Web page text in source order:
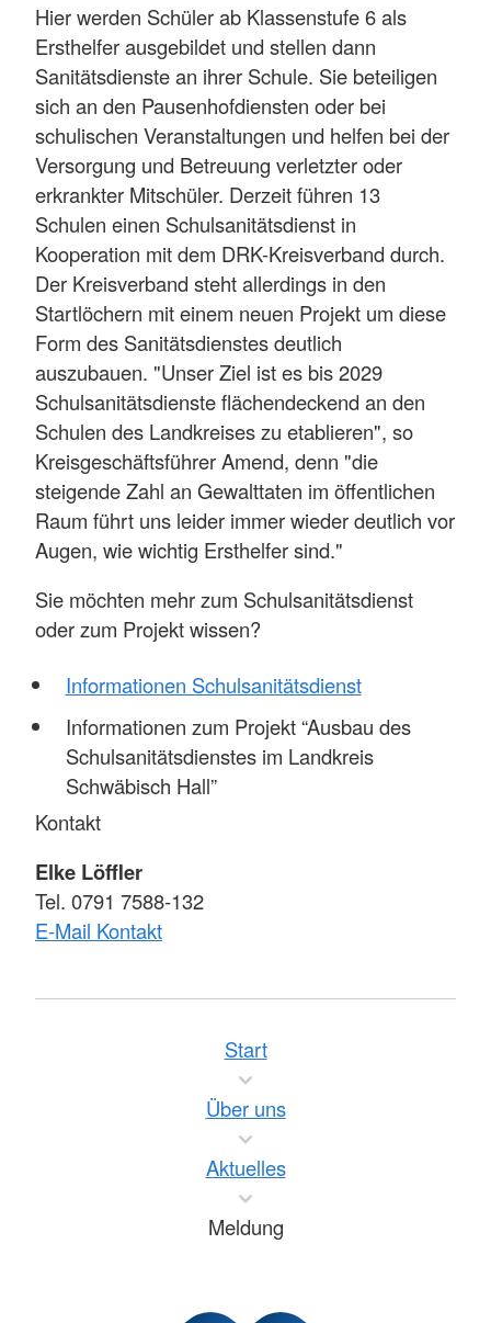
Hier werden Schüler ab Klassenstufe 6 als
Ersthelfer ausgebildet und stellen dann
Sanitätsdienste an ihrer Schule. Sie beteiligen
sich an den Pausenhofdiensten oder bei
schulischen Veranstaltungen und helfen bei der
Versorgung und Betreuung verletzter oder
erkrankter Mitschüler. Derzeit führen 13
Schulen einen Schulsanitätsdienst in
Kooperation mit dem DRK-Kreisverband durch.
Der Kreisverband steht allerdings in den
Startlöchern mit einem neuen Projekt um diese
Form des Sanitätsdienstes deutlich
auszubauen. "Unser Ziel ist es bis 2029
Schulsanitätsdienste flächendeckend an den
Schulen des Landkreises zu etablieren", so
Kreisgeschäftsführer Amend, denn "die
steigende Zahl an Gewalttaten im öffentlichen
Raum führt uns leider immer wieder deutlich vor
Augen, wie wichtig Ersthelfer sind."
Sie möchten mehr zum Schulsanitätsdienst
oder zum Projekt wissen?
Informationen Schulsanitätsdienst
Informationen zum Projekt “Ausbau des
Schulsanitätsdienstes im Landkreis
Schwäbisch Hall”
Kontakt
Elke Löffler
Tel. 0791 7588-132
E-Mail Kontakt
Start
Über uns
Aktuelles
Meldung